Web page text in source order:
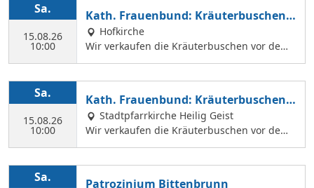
der Hl. Geist Kirche Kräuterbuschen verkauf
en können.
Sa.
15.08.26
10:00
Kath. Frauenbund: Kräuterbuschen V
erkauf
Hofkirche
Wir verkaufen die Kräuterbuschen vor dem
Festgottesdienst in der Hofkirche.
Sa.
15.08.26
10:00
Kath. Frauenbund: Kräuterbuschen V
erkauf
Stadtpfarrkirche Heilig Geist
Wir verkaufen die Kräuterbuschen vor dem
Festgottesdienst in der Hl. Geist Kirche.
Sa. Patrozinium Bittenbrunn